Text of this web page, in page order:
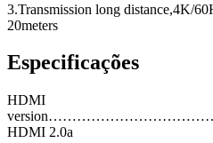
3.Transmission long distance,4K/
20meters
Especificações
HDMI
HDMI 2.0a